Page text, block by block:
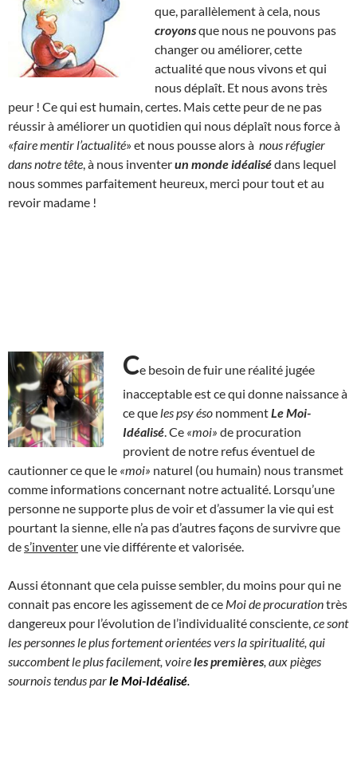
que, parallèlement à cela, nous
croyonsque nous ne pouvons pas
changer ou améliorer, cette
actualité que nous vivons et qui
nous déplaît. Et nous avons très
peur ! Ce qui est humain, certes. Mais cette peur de ne pas
réussir à améliorer un quotidien qui nous déplaît nous force à
«faire mentir l’actualité» et nous pousse alors à nous réfugier
dans notre tête , à nous inventerun monde idéalisédans lequel
nous sommes parfaitement heureux, merci pour tout et au
revoir madame !
Ce besoin de fuir une réalité jugée
inacceptable est ce qui donne naissance à
ce que les psy éso nommentLe Moi-
Idéalisé . Ce «moi» de procuration
provient de notre refus éventuel de
cautionner ce que le «moi» naturel (ou humain) nous transmet
comme informations concernant notre actualité. Lorsqu’une
personne ne supporte plus de voir et d’assumer la vie qui est
pourtant la sienne, elle n’a pas d’autres façons de survivre que
des’inventer une vie différente et valorisée.
Aussi étonnant que cela puisse sembler, du moins pour qui ne
connait pas encore les agissement de ce Moi de procurationtrès
dangereux pour l’évolution de l’individualité consciente, ce sont
les personnes le plus fortement orientées vers la spiritualité, qui
succombent le plus facilement, voireles premières , aux pièges
sournois tendus parle Moi-Idéalisé